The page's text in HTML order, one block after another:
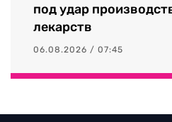
под удар
лекарств
06.08.2026 / 07:45